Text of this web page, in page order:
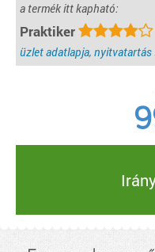
részletek...
a termék itt kapható:
Praktiker
üzlet adatlapja, nyitvatartás